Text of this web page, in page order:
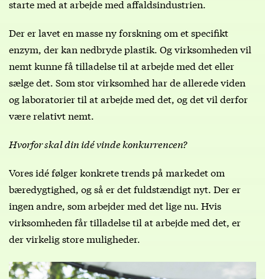
starte med at arbejde med affaldsindustrien.
Der er lavet en masse ny forskning om et specifikt
enzym, der kan nedbryde plastik. Og virksomheden vil
nemt kunne få tilladelse til at arbejde med det eller
sælge det. Som stor virksomhed har de allerede viden
og laboratorier til at arbejde med det, og det vil derfor
være relativt nemt.
Hvorfor skal din idé vinde konkurrencen?
Vores idé følger konkrete trends på markedet om
bæredygtighed, og så er det fuldstændigt nyt. Der er
ingen andre, som arbejder med det lige nu. Hvis
virksomheden får tilladelse til at arbejde med det, er
der virkelig store muligheder.